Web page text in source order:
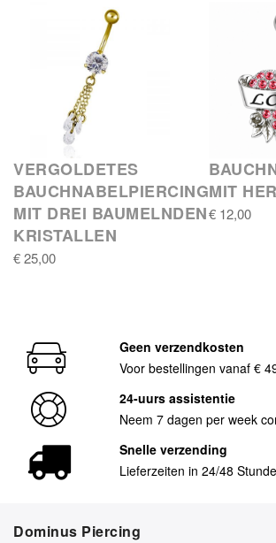
VERGOLDETES
BAUCHNABELPIERCING
MIT DREI BAUMELNDEN
KRISTALLEN
€ 25,00
MIT
€ 12,00
Geen verzendkosten
Voor bestellingen vanaf €
24-uurs assistentie
Neem 7 dagen per week
Snelle verzending
Lieferzeiten in 24/48
Dominus Piercing